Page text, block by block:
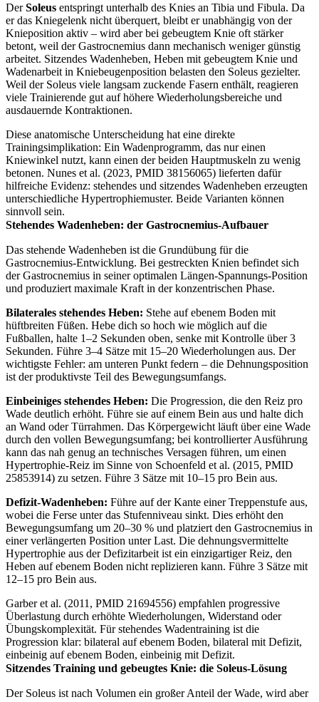
DerSoleus entspringt unterhalb des Knies an Tibia und Fibula. Da
er das Kniegelenk nicht überquert, bleibt er unabhängig von der
Knieposition aktiv – wird aber bei gebeugtem Knie oft stärker
betont, weil der Gastrocnemius dann mechanisch weniger günstig
arbeitet. Sitzendes Wadenheben, Heben mit gebeugtem Knie und
Wadenarbeit in Kniebeugenposition belasten den Soleus gezielter.
Weil der Soleus viele langsam zuckende Fasern enthält, reagieren
viele Trainierende gut auf höhere Wiederholungsbereiche und
ausdauernde Kontraktionen.
Diese anatomische Unterscheidung hat eine direkte
Trainingsimplikation: Ein Wadenprogramm, das nur einen
Kniewinkel nutzt, kann einen der beiden Hauptmuskeln zu wenig
betonen. Nunes et al. (2023, PMID 38156065) lieferten dafür
hilfreiche Evidenz: stehendes und sitzendes Wadenheben erzeugten
unterschiedliche Hypertrophiemuster. Beide Varianten können
sinnvoll sein.
Stehendes Wadenheben: der Gastrocnemius-Aufbauer
Das stehende Wadenheben ist die Grundübung für die
Gastrocnemius-Entwicklung. Bei gestreckten Knien befindet sich
der Gastrocnemius in seiner optimalen Längen-Spannungs-Position
und produziert maximale Kraft in der konzentrischen Phase.
Bilaterales stehendes Heben: Stehe auf ebenem Boden mit
hüftbreiten Füßen. Hebe dich so hoch wie möglich auf die
Fußballen, halte 1–2 Sekunden oben, senke mit Kontrolle über 3
Sekunden. Führe 3–4 Sätze mit 15–20 Wiederholungen aus. Der
wichtigste Fehler: am unteren Punkt federn – die Dehnungsposition
ist der produktivste Teil des Bewegungsumfangs.
Einbeiniges stehendes Heben: Die Progression, die den Reiz pro
Wade deutlich erhöht. Führe sie auf einem Bein aus und halte dich
an Wand oder Türrahmen. Das Körpergewicht läuft über eine Wade
durch den vollen Bewegungsumfang; bei kontrollierter Ausführung
kann das nah genug an technisches Versagen führen, um einen
Hypertrophie-Reiz im Sinne von Schoenfeld et al. (2015, PMID
25853914) zu setzen. Führe 3 Sätze mit 10–15 pro Bein aus.
Defizit-Wadenheben: Führe auf der Kante einer Treppenstufe aus,
wobei die Ferse unter das Stufenniveau sinkt. Dies erhöht den
Bewegungsumfang um 20–30 % und platziert den Gastrocnemius in
einer verlängerten Position unter Last. Die dehnungsvermittelte
Hypertrophie aus der Defizitarbeit ist ein einzigartiger Reiz, den
Heben auf ebenem Boden nicht replizieren kann. Führe 3 Sätze mit
12–15 pro Bein aus.
Garber et al. (2011, PMID 21694556) empfahlen progressive
Überlastung durch erhöhte Wiederholungen, Widerstand oder
Übungskomplexität. Für stehendes Wadentraining ist die
Progression klar: bilateral auf ebenem Boden, bilateral mit Defizit,
einbeinig auf ebenem Boden, einbeinig mit Defizit.
Sitzendes Training und gebeugtes Knie: die Soleus-Lösung
Der Soleus ist nach Volumen ein großer Anteil der Wade, wird aber